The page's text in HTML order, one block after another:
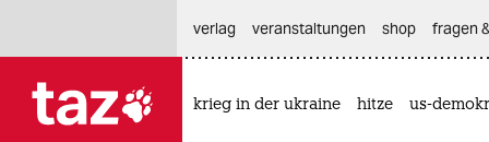
verlag
veranstaltungen shop fragen
krieg in der ukraine hitze us-